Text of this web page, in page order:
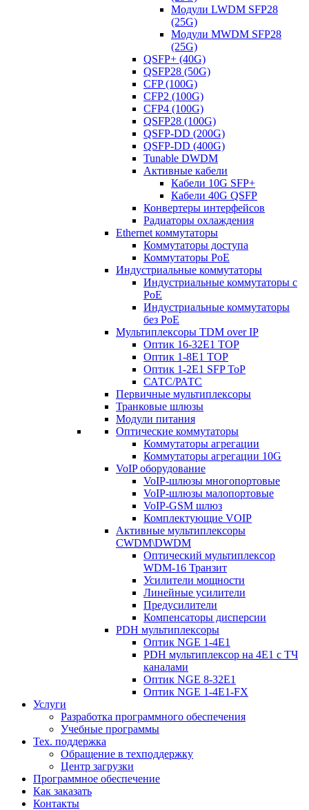
Модули LWDM SFP28
(25G)
Модули MWDM SFP28
(25G)
QSFP+ (40G)
QSFP28 (50G)
CFP (100G)
CFP2 (100G)
CFP4 (100G)
QSFP28 (100G)
QSFP-DD (200G)
QSFP-DD (400G)
Tunable DWDM
Активные кабели
Кабели 10G SFP+
Кабели 40G QSFP
Конвертеры интерфейсов
Радиаторы охлаждения
Ethernet коммутаторы
Коммутаторы доступа
Коммутаторы PoE
Индустриальные коммутаторы
Индустриальные коммутаторы с
PoE
Индустриальные коммутаторы
без PoE
Мультиплексоры TDM over IP
Оптик 16-32E1 TOP
Оптик 1-8E1 TOP
Оптик 1-2E1 SFP ToP
САТС/РАТС
Первичные мультиплексоры
Транковые шлюзы
Модули питания
Оптические коммутаторы
Коммутаторы агрегации
Коммутаторы агрегации 10G
VoIP оборудование
VoIP-шлюзы многопортовые
VoIP-шлюзы малопортовые
VoIP-GSM шлюз
Комплектующие VOIP
Активные мультиплексоры
CWDM\DWDM
Оптический мультиплексор
WDM-16 Транзит
Усилители мощности
Линейные усилители
Предусилители
Компенсаторы дисперсии
PDH мультиплексоры
Оптик NGE 1-4E1
PDH мультиплексор на 4Е1 с ТЧ
каналами
Оптик NGE 8-32E1
Оптик NGE 1-4E1-FX
Услуги
Разработка программного обеспечения
Учебные программы
Тех. поддержка
Обращение в техподдержку
Центр загрузки
Программное обеспечение
Как заказать
Контакты